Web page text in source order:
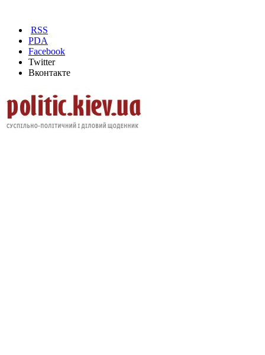
RSS
PDA
Facebook
Twitter
Вконтакте